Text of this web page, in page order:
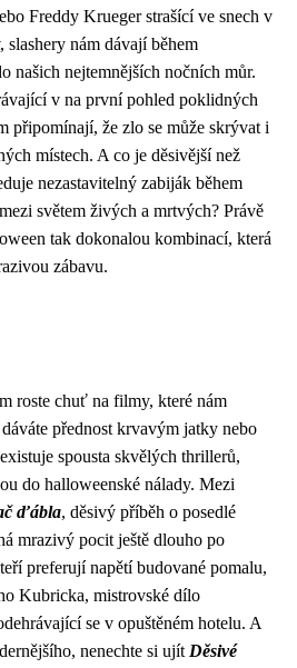
Freddy Krueger strašící ve snech v
, slashery nám dávají během
našich nejtemnějších nočních můr.
v na první pohled poklidných
připomínají, že zlo se může skrývat i
místech. A co je děsivější než
nezastavitelný zabiják během
světem živých a mrtvých? Právě
tak dokonalou kombinací, která
zábavu.
roste chuť na filmy, které nám
přednost krvavým jatky nebo
spousta skvělých thrillerů,
do halloweenské nálady. Mezi
ďábla, děsivý příběh o posedlé
mrazivý pocit ještě dlouho po
preferují napětí budované pomalu,
Kubricka, mistrovské dílo
se v opuštěném hotelu. A
nenechte si ujít Děsivé